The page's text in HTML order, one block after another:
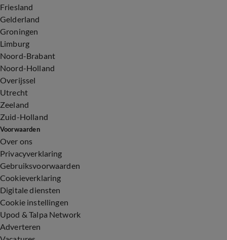
Friesland
Gelderland
Groningen
Limburg
Noord-Brabant
Noord-Holland
Overijssel
Utrecht
Zeeland
Zuid-Holland
Voorwaarden
Over ons
Privacyverklaring
Gebruiksvoorwaarden
Cookieverklaring
Digitale diensten
Cookie instellingen
Upod & Talpa Network
Adverteren